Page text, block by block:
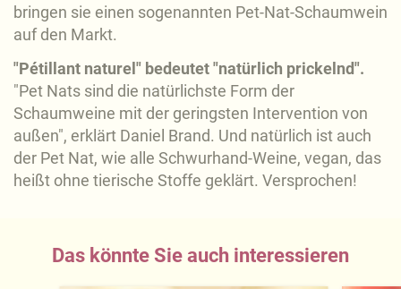
Impressum.
bringen sie einen sogenannten Pet-Nat-Schaumwein
auf den Markt.
"Pétillant naturel" bedeutet "natürlich prickelnd".
"Pet Nats sind die natürlichste Form der
Schaumweine mit der geringsten Intervention von
außen", erklärt Daniel Brand. Und natürlich ist auch
der Pet Nat, wie alle Schwurhand-Weine, vegan, das
heißt ohne tierische Stoffe geklärt. Versprochen!
Das könnte Sie auch interessieren